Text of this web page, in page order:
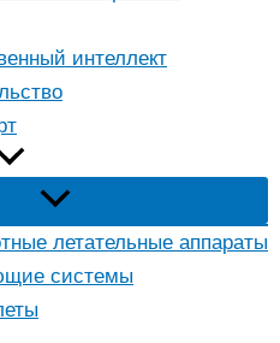
интеллект
летательные аппараты
системы